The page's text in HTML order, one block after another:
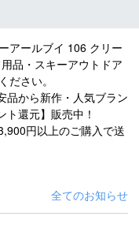
アールブイ 106 クリー
品・スキーアウトドア
さい。
品から新作・人気ブラン
ト還元】販売中！
円以上のご購入で送
全てのお知らせ